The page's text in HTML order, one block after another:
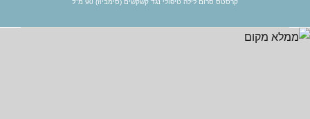
קרסטס סרום לילה טיפולי נגד קשקשים (סימביוז) 90 מ"ל